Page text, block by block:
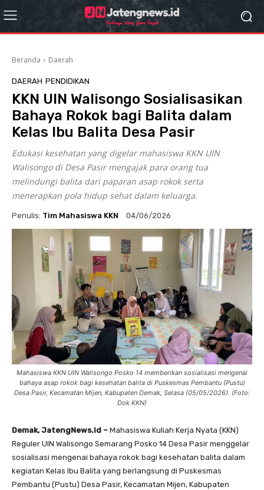
Beranda Daerah
DAERAH PENDIDIKAN
KKN UIN Walisongo Sosialisasikan
Bahaya Rokok bagi Balita dalam
Kelas Ibu Balita Desa Pasir
Edukasi kesehatan yang digelar mahasiswa KKN UIN
Walisongo di Desa Pasir mengajak para orang tua
melindungi balita dari paparan asap rokok serta
menerapkan pola hidup sehat dalam keluarga.
Penulis: Tim Mahasiswa KKN 04/06/2026
Mahasiswa KKN UIN Walisongo Posko 14 memberikan sosialisasi mengenai
bahaya asap rokok bagi kesehatan balita di Puskesmas Pembantu (Pustu)
Desa Pasir, Kecamatan Mijen, Kabupaten Demak, Selasa (05/05/2026). (Foto:
Dok KKN)
Demak, JatengNews.id – Mahasiswa Kuliah Kerja Nyata (KKN)
Reguler UIN Walisongo Semarang Posko 14 Desa Pasir menggelar
sosialisasi mengenai bahaya rokok bagi kesehatan balita dalam
kegiatan Kelas Ibu Balita yang berlangsung di Puskesmas
Pembantu (Pustu) Desa Pasir, Kecamatan Mijen, Kabupaten